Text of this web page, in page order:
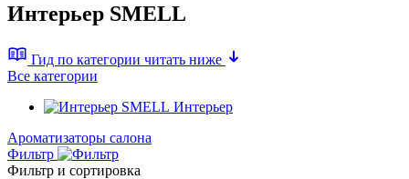
Интерьер SMELL
Гид по категории читать ниже
Все категории
Интерьер
Ароматизаторы салона
Фильтр
Фильтр и сортировка